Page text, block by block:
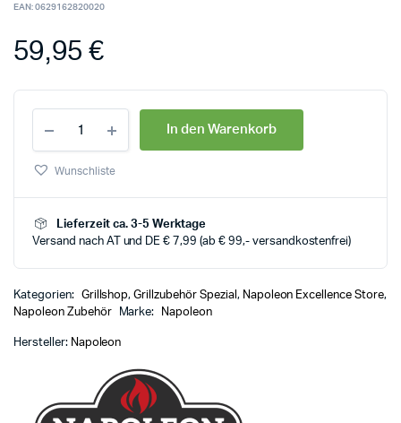
EAN:0629162820020
59,95€
In den Warenkorb
Wunschliste
Lieferzeit ca. 3-5 Werktage
Versand nach AT und DE € 7,99 (ab € 99,- versandkostenfrei)
Kategorien: Grillshop,Grillzubehör Spezial , Napoleon Excellence Store,
Napoleon Zubehör
Marke: Napoleon
Hersteller: Napoleon